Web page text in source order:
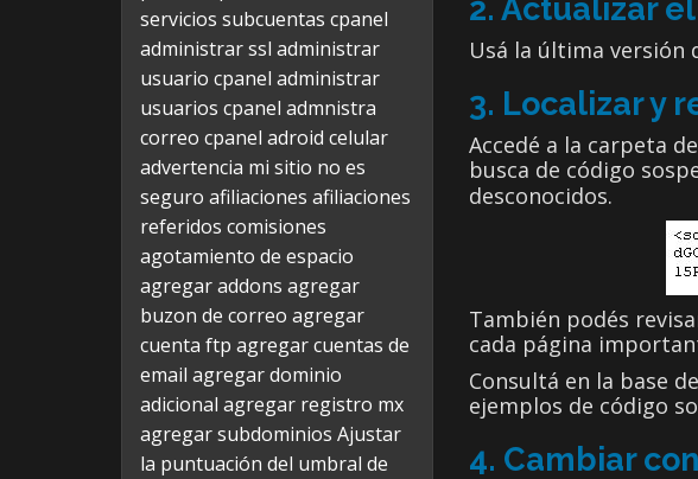
2. Actualizar
Usá la última versión
3. Localizar y
Accedé a la carpeta
busca de código
desconocidos.
También podés
cada página
Consultá en la base
ejemplos de código
4. Cambiar
servicios subcuentas cpanel
administrar ssl administrar
usuario cpanel administrar
usuarios cpanel admnistra
correo cpanel adroid celular
advertencia mi sitio no es
seguro afiliaciones afiliaciones
referidos comisiones
agotamiento de espacio
agregar addons agregar
buzon de correo agregar
cuenta ftp agregar cuentas de
email agregar dominio
adicional agregar registro mx
agregar subdominios Ajustar
la puntuación del umbral de